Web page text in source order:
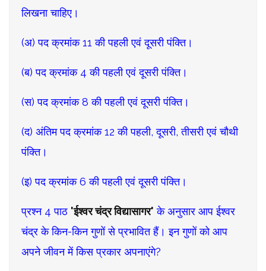
लिखना चाहिए।
(अ) पद क्रमांक 11 की पहली एवं दूसरी पंक्ति।
(ब) पद क्रमांक 4 की पहली एवं दूसरी पंक्ति।
(स) पद क्रमांक 8 की पहली एवं दूसरी पंक्ति।
(द) अंतिम पद क्रमांक 12 की पहली, दूसरी, तीसरी एवं चौथी
पंक्ति।
(इ) पद क्रमांक 6 की पहली एवं दूसरी पंक्ति।
प्रश्न 4 पाठ 'ईश्वर चंद्र विद्यासागर' के अनुसार आप ईश्वर
चंद्र के किन-किन गुणों से प्रभावित हैं। इन गुणों को आप
अपने जीवन में किस प्रकार अपनाएंगे?